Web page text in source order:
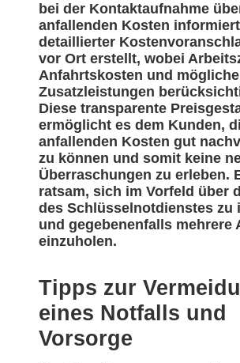
bei der Kontaktaufnahme
anfallenden Kosten
detaillierter
vor Ort erstellt, wobei
Anfahrtskosten und mögliche
Zusatzleistungen
Diese transparente
ermöglicht es dem Kunden,
anfallenden Kosten gut
zu können und somit keine
Überraschungen zu erleben.
ratsam, sich im Vorfeld über
des Schlüsselnotdienstes zu
und gegebenenfalls mehrere
einzuholen.
Tipps zur
eines Notfalls und
Vorsorge